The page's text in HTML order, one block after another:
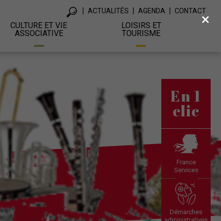
ACTUALITÉS AGENDA CONTACT
CULTURE ET VIE
ASSOCIATIVE
LOISIRS ET
TOURISME
En 1
clic
France
Services
Démarches
×